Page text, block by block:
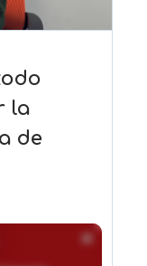
la
de